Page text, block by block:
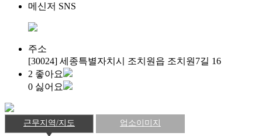
메신저 SNS
주소
[30024] 세종특별자치시 조치원읍 조치원7길 16
2 좋아요
0 싫어요
근무지역/지도 업소이미지